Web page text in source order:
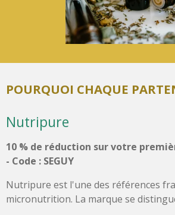
POURQUOI CHAQUE
Nutripure
10 % de réduction sur votre
- Code : SEGUY
Nutripure est l'une des références
micronutrition. La marque se